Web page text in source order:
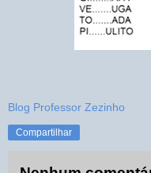
Blog Professor Zezinho
Compartilhar